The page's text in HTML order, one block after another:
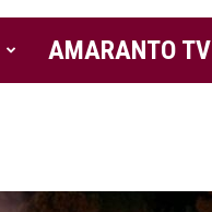
Amaranto
Magazine
AMARANTO TV